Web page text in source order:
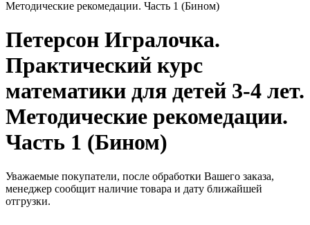
Методические рекомедации. Часть 1 (Бином)
Петерсон Игралочка.
Практический курс
математики для детей 3-4 лет.
Методические рекомедации.
Часть 1 (Бином)
Уважаемые покупатели, после обработки Вашего заказа,
менеджер сообщит наличие товара и дату ближайшей
отгрузки.